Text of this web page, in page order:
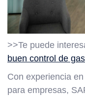
>>Te puede
buen control de
Con experiencia
para empresas,